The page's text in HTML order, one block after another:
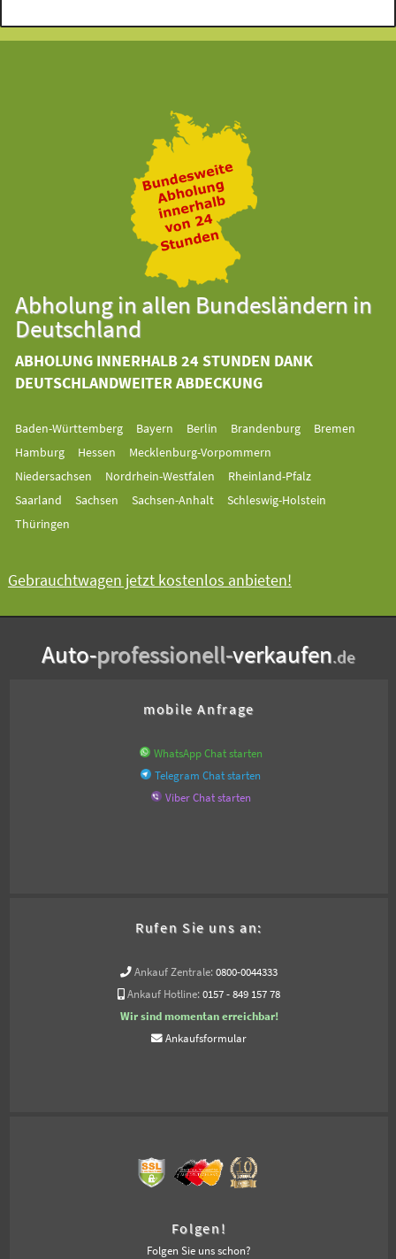
Abholung in allen Bundesländern in
Deutschland
ABHOLUNG INNERHALB 24 STUNDEN DANK
DEUTSCHLANDWEITER ABDECKUNG
Baden-Württemberg Bayern Berlin Brandenburg
Bremen
Hamburg
Hessen
Mecklenburg-Vorpommern
Niedersachsen
Nordrhein-Westfalen
Rheinland-Pfalz
Saarland
Sachsen Sachsen-Anhalt
Schleswig-Holstein
Thüringen
Gebrauchtwagen jetzt kostenlos anbieten!
Auto-professionell-verkaufen.de
mobile Anfrage
WhatsApp Chat starten
Telegram Chat starten
Viber Chat starten
Rufen Sie uns an:
Ankauf Zentrale: 0800-0044333
Ankauf Hotline: 0157 - 849 157 78
Wir sind momentan erreichbar!
Ankaufsformular
Folgen!
Folgen Sie uns schon?